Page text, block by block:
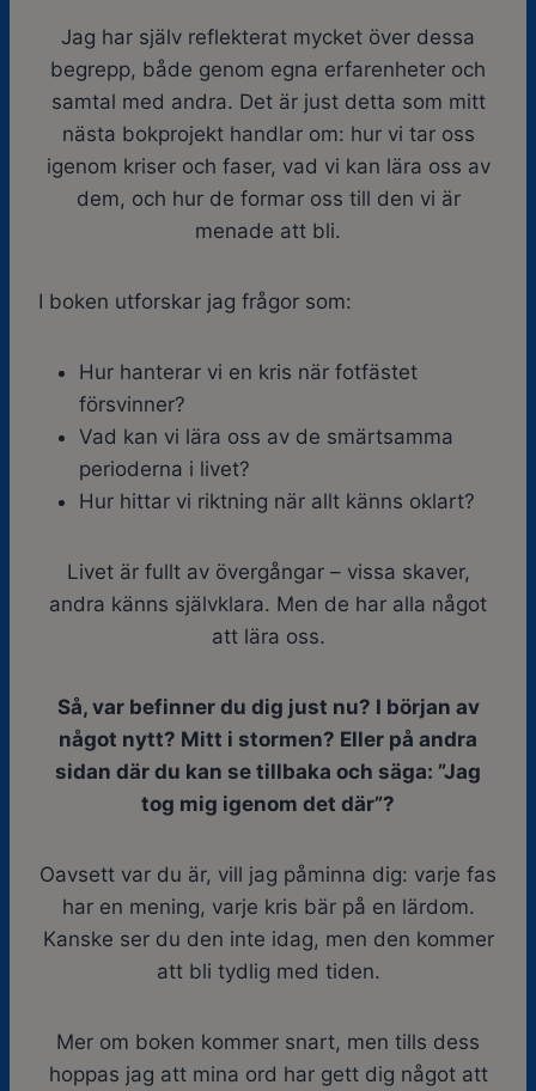
Jag har själv reflekterat mycket över dessa
begrepp, både genom egna erfarenheter och
samtal med andra. Det är just detta som mitt
nästa bokprojekt handlar om: hur vi tar oss
igenom kriser och faser, vad vi kan lära oss av
dem, och hur de formar oss till den vi är
menade att bli.
I boken utforskar jag frågor som:
Hur hanterar vi en kris när fotfästet
försvinner?
Vad kan vi lära oss av de smärtsamma
perioderna i livet?
Hur hittar vi riktning när allt känns oklart?
Livet är fullt av övergångar – vissa skaver,
andra känns självklara. Men de har alla något
att lära oss.
Så, var befinner du dig just nu? I början av
något nytt? Mitt i stormen? Eller på andra
sidan där du kan se tillbaka och säga: ”Jag
tog mig igenom det där”?
Oavsett var du är, vill jag påminna dig: varje fas
har en mening, varje kris bär på en lärdom.
Kanske ser du den inte idag, men den kommer
att bli tydlig med tiden.
Mer om boken kommer snart, men tills dess
hoppas jag att mina ord har gett dig något att